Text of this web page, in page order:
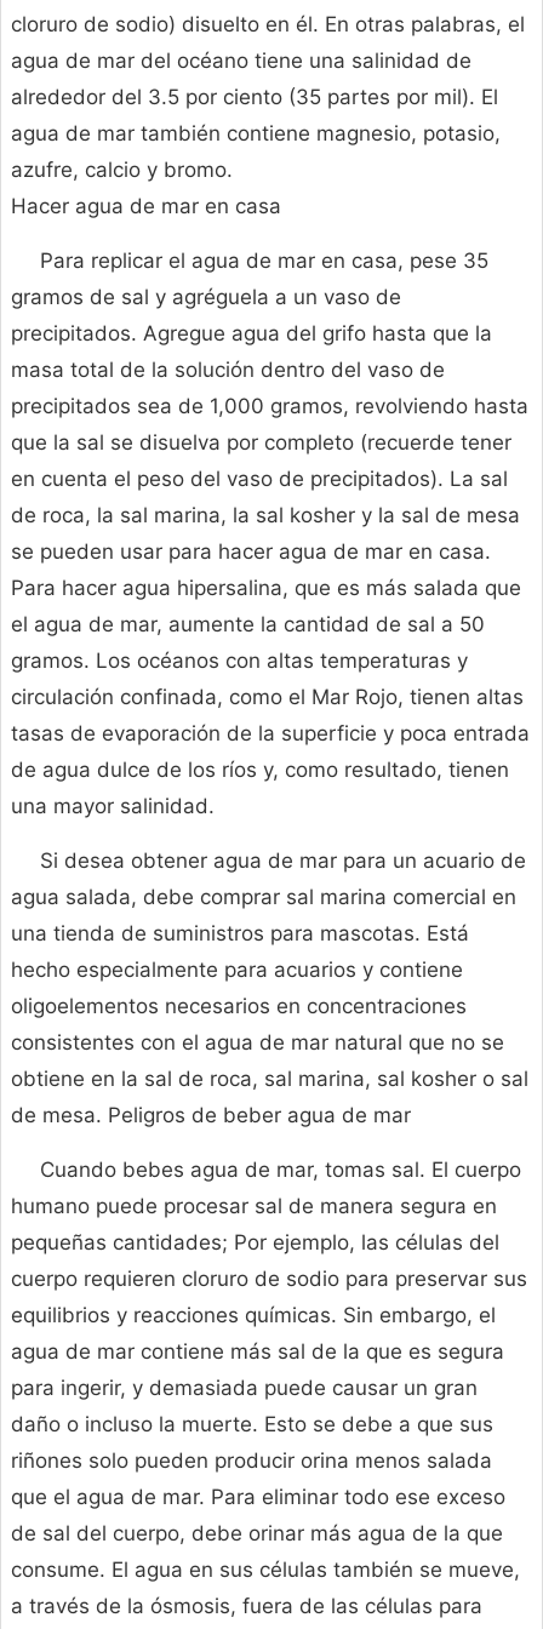
cloruro de sodio) disuelto en él. En otras palabras, el
agua de mar del océano tiene una salinidad de
alrededor del 3.5 por ciento (35 partes por mil). El
agua de mar también contiene magnesio, potasio,
azufre, calcio y bromo.
Hacer agua de mar en casa
Para replicar el agua de mar en casa, pese 35
gramos de sal y agréguela a un vaso de
precipitados. Agregue agua del grifo hasta que la
masa total de la solución dentro del vaso de
precipitados sea de 1,000 gramos, revolviendo hasta
que la sal se disuelva por completo (recuerde tener
en cuenta el peso del vaso de precipitados). La sal
de roca, la sal marina, la sal kosher y la sal de mesa
se pueden usar para hacer agua de mar en casa.
Para hacer agua hipersalina, que es más salada que
el agua de mar, aumente la cantidad de sal a 50
gramos. Los océanos con altas temperaturas y
circulación confinada, como el Mar Rojo, tienen altas
tasas de evaporación de la superficie y poca entrada
de agua dulce de los ríos y, como resultado, tienen
una mayor salinidad.
Si desea obtener agua de mar para un acuario de
agua salada, debe comprar sal marina comercial en
una tienda de suministros para mascotas. Está
hecho especialmente para acuarios y contiene
oligoelementos necesarios en concentraciones
consistentes con el agua de mar natural que no se
obtiene en la sal de roca, sal marina, sal kosher o sal
de mesa. Peligros de beber agua de mar
Cuando bebes agua de mar, tomas sal. El cuerpo
humano puede procesar sal de manera segura en
pequeñas cantidades; Por ejemplo, las células del
cuerpo requieren cloruro de sodio para preservar sus
equilibrios y reacciones químicas. Sin embargo, el
agua de mar contiene más sal de la que es segura
para ingerir, y demasiada puede causar un gran
daño o incluso la muerte. Esto se debe a que sus
riñones solo pueden producir orina menos salada
que el agua de mar. Para eliminar todo ese exceso
de sal del cuerpo, debe orinar más agua de la que
consume. El agua en sus células también se mueve,
a través de la ósmosis, fuera de las células para